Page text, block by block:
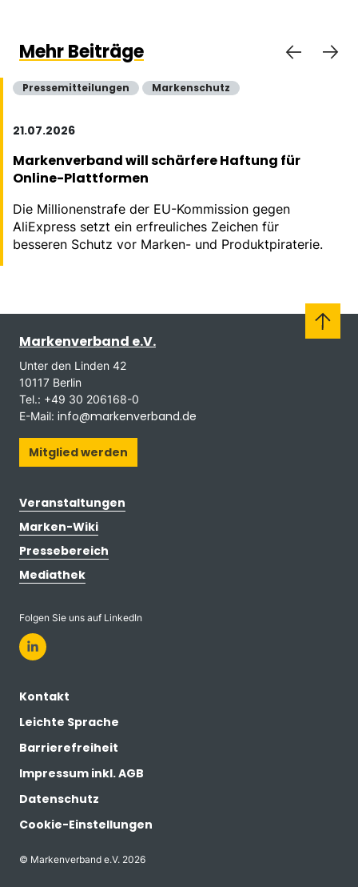
Mehr Beiträge
Pressemitteilungen Markenschutz
21.07.2026
Markenverband will schärfere Haftung für
Online-Plattformen
Die Millionenstrafe der EU-Kommission gegen
AliExpress setzt ein erfreuliches Zeichen für
besseren Schutz vor Marken- und Produktpiraterie.
Markenverband e.V.
Unter den Linden 42
10117 Berlin
Tel.: +49 30 206168-0
E-Mail: info@markenverband.de
Mitglied werden
Veranstaltungen
Marken-Wiki
Pressebereich
Mediathek
Folgen Sie uns auf LinkedIn
Kontakt
Leichte Sprache
Barrierefreiheit
Impressum inkl. AGB
Datenschutz
Cookie-Einstellungen
© Markenverband e.V. 2026